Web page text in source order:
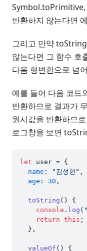
반환하지 않는다면
그리고 만약
않는다면 그 함수 호
다음 형변환으로 넘
예를 들어 다음 코
반환하므로 결과가
원시값을 반환하므
로그창을 보면
let user = {
name : "김성현" ,
age : 30 ,
toString ( ) {
console . log (
return this ;
valueOf ( ) {